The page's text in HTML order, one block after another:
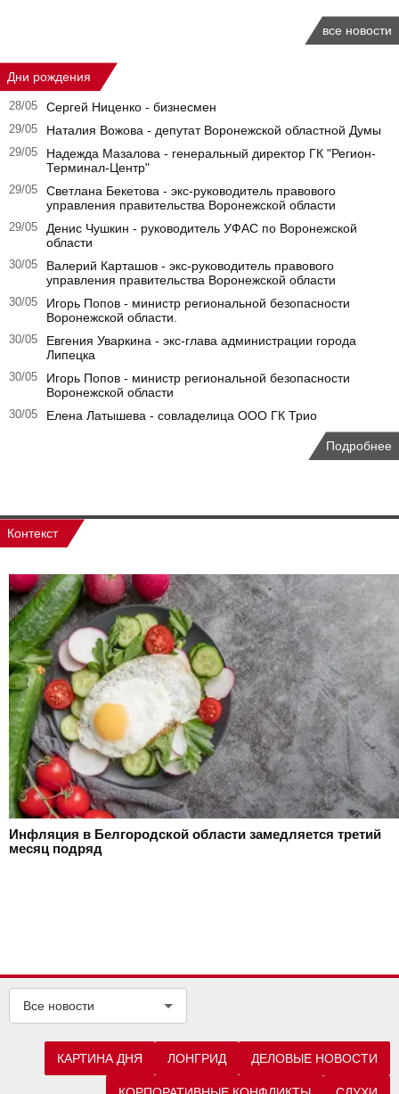
все новости
Дни рождения
28/05 Сергей Ниценко - бизнесмен
29/05 Наталия Вожова - депутат Воронежской областной Думы
29/05
Надежда Мазалова - генеральный директор ГК "Регион-
Терминал-Центр"
29/05
Светлана Бекетова - экс-руководитель правового
управления правительства Воронежской области
29/05
Денис Чушкин - руководитель УФАС по Воронежской
области
30/05
Валерий Карташов - экс-руководитель правового
управления правительства Воронежской области
30/05
Игорь Попов - министр региональной безопасности
Воронежской области.
30/05
Евгения Уваркина - экс-глава администрации города
Липецка
30/05
Игорь Попов - министр региональной безопасности
Воронежской области
30/05 Елена Латышева - совладелица ООО ГК Трио
Подробнее
Контекст
Инфляция в Белгородской области замедляется третий
месяц подряд
Все новости
КАРТИНА ДНЯ ЛОНГРИД ДЕЛОВЫЕ НОВОСТИ